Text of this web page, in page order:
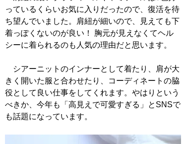
っているくらいお気に入りだったので、復活を待
ち望んでいました。肩紐が細いので、見えても下
着っぽくないのが良い！ 胸元が見えなくてヘル
シーに着られるのも人気の理由だと思います。
シアーニットのインナーとして着たり、肩が大
きく開いた服と合わせたり、コーディネートの脇
役として良い仕事をしてくれます。やはりという
べきか、今年も「高見えで可愛すぎる」とSNSで
も話題になっています。